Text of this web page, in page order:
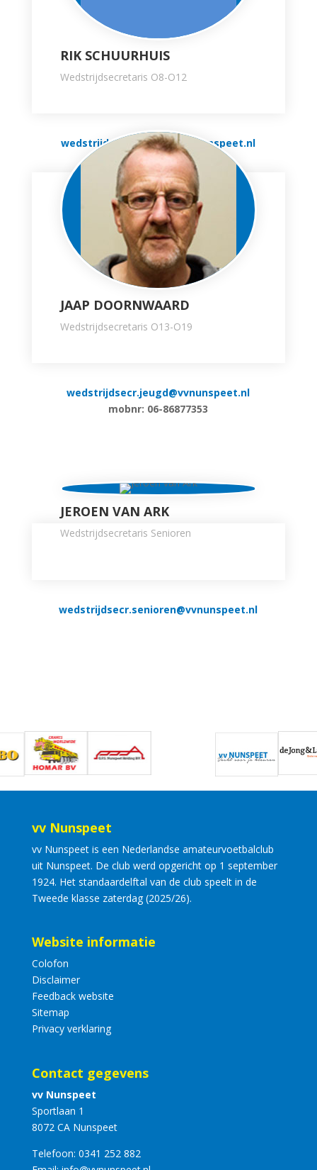
RIK SCHUURHUIS
Wedstrijdsecretaris O8-O12
wedstrijdsecr.pupillen@vvnunspeet.nl
JAAP DOORNWAARD
Wedstrijdsecretaris O13-O19
wedstrijdsecr.jeugd@vvnunspeet.nl
mobnr: 06-86877353
JEROEN VAN ARK
Wedstrijdsecretaris Senioren
wedstrijdsecr.senioren@vvnunspeet.nl
vv Nunspeet
vv Nunspeet is een Nederlandse amateurvoetbalclub
uit Nunspeet. De club werd opgericht op 1 september
1924. Het standaardelftal van de club speelt in de
Tweede klasse zaterdag (2025/26).
Website informatie
Colofon
Disclaimer
Feedback website
Sitemap
Privacy verklaring
Contact gegevens
vv Nunspeet
Sportlaan 1
8072 CA Nunspeet
Telefoon: 0341 252 882